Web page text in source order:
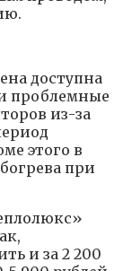
доступна
проблемные
из-за
этого в
при
и за 2 200